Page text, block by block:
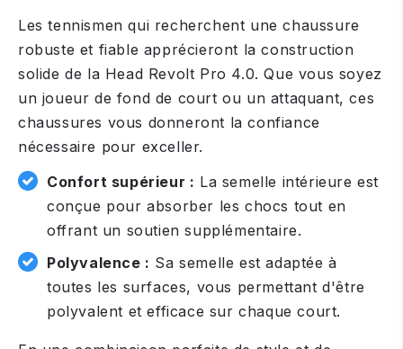
Les tennismen qui recherchent une chaussure
robuste et fiable apprécieront la construction
solide de la Head Revolt Pro 4.0. Que vous soyez
un joueur de fond de court ou un attaquant, ces
chaussures vous donneront la confiance
nécessaire pour exceller.
Confort supérieur : La semelle intérieure est
conçue pour absorber les chocs tout en
offrant un soutien supplémentaire.
Polyvalence : Sa semelle est adaptée à
toutes les surfaces, vous permettant d'être
polyvalent et efficace sur chaque court.